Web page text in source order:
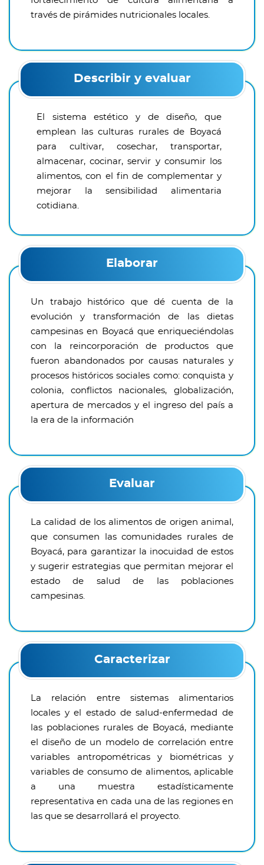
través de pirámides nutricionales locales.
Describir y evaluar
El sistema estético y de diseño, que
emplean las culturas rurales de Boyacá
para cultivar, cosechar, transportar,
almacenar, cocinar, servir y consumir los
alimentos, con el fin de complementar y
mejorar la sensibilidad alimentaria
cotidiana.
Elaborar
Un trabajo histórico que dé cuenta de la
evolución y transformación de las dietas
campesinas en Boyacá que enriqueciéndolas
con la reincorporación de productos que
fueron abandonados por causas naturales y
procesos históricos sociales como: conquista y
colonia, conflictos nacionales, globalización,
apertura de mercados y el ingreso del país a
la era de la información
Evaluar
La calidad de los alimentos de origen animal,
que consumen las comunidades rurales de
Boyacá, para garantizar la inocuidad de estos
y sugerir estrategias que permitan mejorar el
estado de salud de las poblaciones
campesinas.
Caracterizar
La relación entre sistemas alimentarios
locales y el estado de salud-enfermedad de
las poblaciones rurales de Boyacá, mediante
el diseño de un modelo de correlación entre
variables antropométricas y biométricas y
variables de consumo de alimentos, aplicable
a una muestra estadísticamente
representativa en cada una de las regiones en
las que se desarrollará el proyecto.